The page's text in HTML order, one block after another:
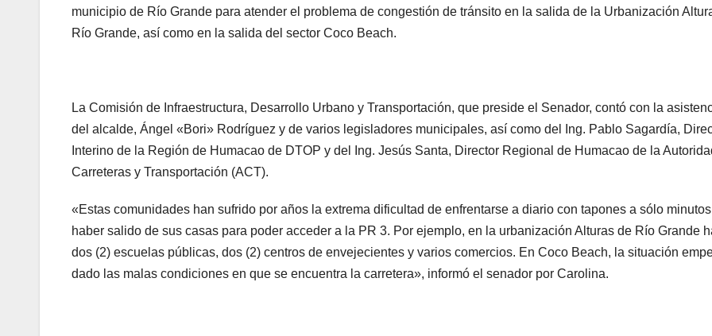
municipio de Río Grande para atender el problema de congestión de tránsito en la salida de la Urbanización
Río Grande, así como en la salida del sector Coco Beach.
La Comisión de Infraestructura, Desarrollo Urbano y Transportación, que preside el Senador, contó con la
del alcalde, Ángel «Bori» Rodríguez y de varios legisladores municipales, así como del Ing. Pablo Sagardía,
Interino de la Región de Humacao de DTOP y del Ing. Jesús Santa, Director Regional de Humacao de la
Carreteras y Transportación (ACT).
«Estas comunidades han sufrido por años la extrema dificultad de enfrentarse a diario con tapones a sólo
haber salido de sus casas para poder acceder a la PR 3. Por ejemplo, en la urbanización Alturas de Río Grande
dos (2) escuelas públicas, dos (2) centros de envejecientes y varios comercios. En Coco Beach, la situación
dado las malas condiciones en que se encuentra la carretera», informó el senador por Carolina.